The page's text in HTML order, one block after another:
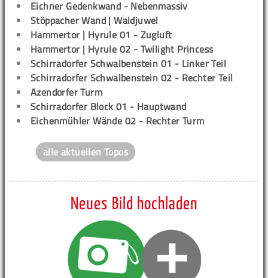
Eichner Gedenkwand - Nebenmassiv
Stöppacher Wand | Waldjuwel
Hammertor | Hyrule 01 - Zugluft
Hammertor | Hyrule 02 - Twilight Princess
Schirradorfer Schwalbenstein 01 - Linker Teil
Schirradorfer Schwalbenstein 02 - Rechter Teil
Azendorfer Turm
Schirradorfer Block 01 - Hauptwand
Eichenmühler Wände 02 - Rechter Turm
alle aktuellen Topos
Neues Bild hochladen